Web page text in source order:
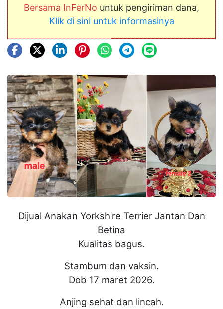
Bersama InFerNo untuk pengiriman dana,
Klik di sini untuk informasinya
Dijual Anakan Yorkshire Terrier Jantan Dan
Betina
Kualitas bagus.
Stambum dan vaksin.
Dob 17 maret 2026.
Anjing sehat dan lincah.